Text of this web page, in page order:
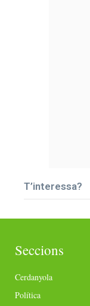
T’interessa?
Seccions
Cerdanyola
Política